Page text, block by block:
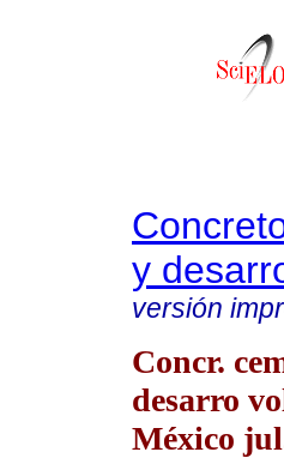
y
versión
Concr.
desarro
México